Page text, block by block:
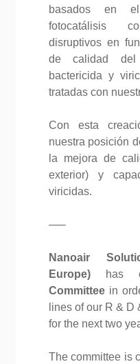
basados en
fotocatálisis
disruptivos en
de calidad
bactericida y
tratadas con
Con esta
nuestra posición
la mejora de
exterior) y
viricidas.
—–
Nanoair
Europe)has
Committeein
lines of our R & D
for the next two
The committee is